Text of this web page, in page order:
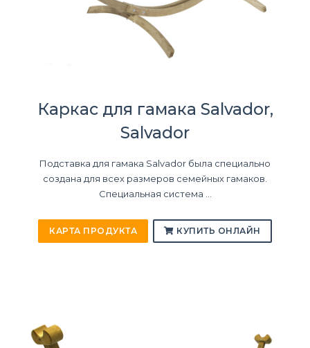
Каркас для гамака Salvador,
Salvador
Подставка для гамака Salvador была специально
создана для всех размеров семейных гамаков.
Специальная система ...
КАРТА ПРОДУКТА КУПИТЬ ОНЛАЙН